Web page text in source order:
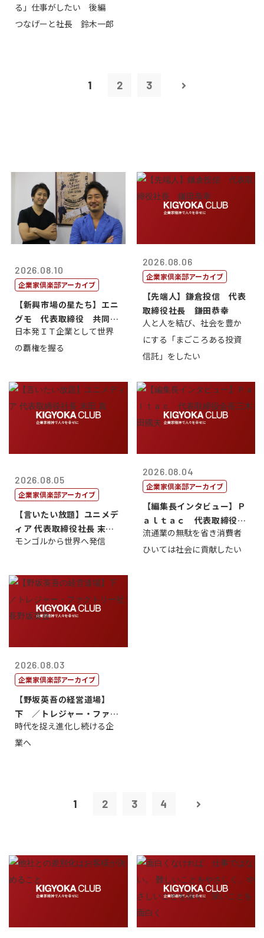
る」仕事がしたい 後編
つなげーと社長 鈴木一郎
1 2 3
2026.08.10
企業家倶楽部アーカイブ
【新興市場の星たち】エニ
グモ 代表取締役 共同最
高経営責任者...
日本発ＩＴ企業として世界
の覇権を握る
2026.08.06
企業家倶楽部アーカイブ
【先端人】鎌倉投信 代表
取締役社長 鎌田恭幸
人と人を結び、社会を豊か
にする「まごころある投資
信託」をしたい
2026.08.05
企業家倶楽部アーカイブ
【言いたい放題】ユニメデ
ィア 代表取締役社長 末田
真
モンゴルから世界へ発信
2026.08.04
企業家倶楽部アーカイブ
【編集長インタビュー】Ｐ
ａｌｔａｃ 代表取締役会
長三木田國夫
流通業の無駄を省き消費者
ひいては社会に貢献したい
2026.08.03
企業家倶楽部アーカイブ
【野坂英吾の経営道場】
下 ／トレジャー・ファク
トリー社長野坂...
時代を捉え進化し続ける企
業へ
1 2 3 4